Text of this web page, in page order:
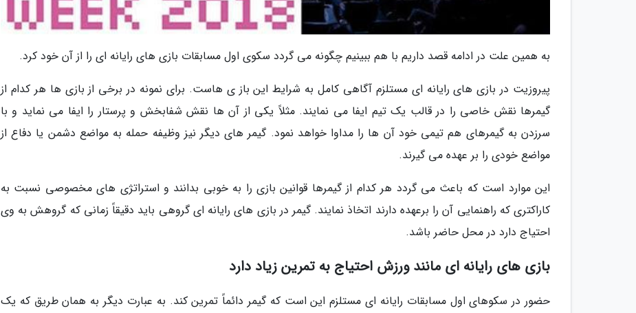
به همین علت در ادامه قصد داریم با هم ببینیم چگونه می گردد سکوی اول مسابقات بازی های رایانه ای را از آن خود کرد.
پیروزیت در بازی های رایانه ای مستلزم آگاهی کامل به شرایط این باز ی هاست. برای نمونه در برخی از بازی ها هر کدام از
گیمرها نقش خاصی را در قالب یک تیم ایفا می نمایند. مثلاً یکی از آن ها نقش شفابخش و پرستار را ایفا می نماید و با
سرزدن به گیمرهای هم تیمی خود آن ها را مداوا خواهد نمود. گیمر های دیگر نیز وظیفه حمله به مواضع دشمن یا دفاع از
مواضع خودی را بر عهده می گیرند.
این موارد است که باعث می گردد هر کدام از گیمرها قوانین بازی را به خوبی بدانند و استراتژی های مخصوصی نسبت به
کاراکتری که راهنمایی آن را برعهده دارند اتخاذ نمایند. گیمر در بازی های رایانه ای گروهی باید دقیقاً زمانی که گروهش به وی
احتیاج دارد در محل حاضر باشد.
بازی های رایانه ای مانند ورزش احتیاج به تمرین زیاد دارد
حضور در سکوهای اول مسابقات رایانه ای مستلزم این است که گیمر دائماً تمرین کند. به عبارت دیگر به همان طریق که یک